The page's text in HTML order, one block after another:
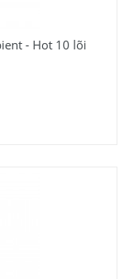
- Hot 10 lõi